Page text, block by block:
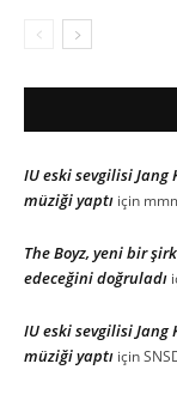
IU eski sevgilisi Jang
müziği yaptı için
The Boyz, yeni bir
edeceğini doğruladı
IU eski sevgilisi Jang
müziği yaptı için